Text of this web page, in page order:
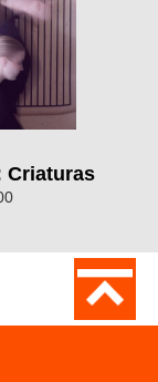
Criaturas